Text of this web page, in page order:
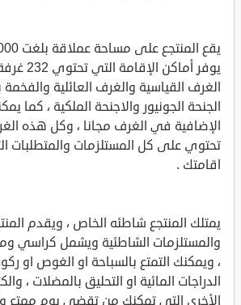
يوفر
الغرف القياسية والغرف العائلية
الجنحة الجونيور والاجنحة الملكية ، كما
الإضافية في الغرف مجانا ، وكل هذه
تحتوي على كل المستلزمات والمتطلبات
اقامتك .
يمتلك المنتجع شاطئه الخاص ، ويقدم
والمستلزمات الشاطئية ويشمل كراسي
، ويمكنك التمتع بالسباحة او الغوص او
الدراجات المائية او التحليق بالمضلات ،
الأخرى التي تمكنك من تقضي يوم ممتع